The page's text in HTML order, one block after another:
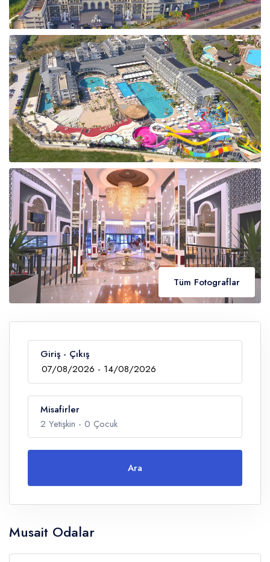
Tüm Fotograflar
Giriş - Çıkış
Misafirler
2 Yetişkin - 0 Çocuk
Yetişkin
Çocuklar
Ara
Musait Odalar